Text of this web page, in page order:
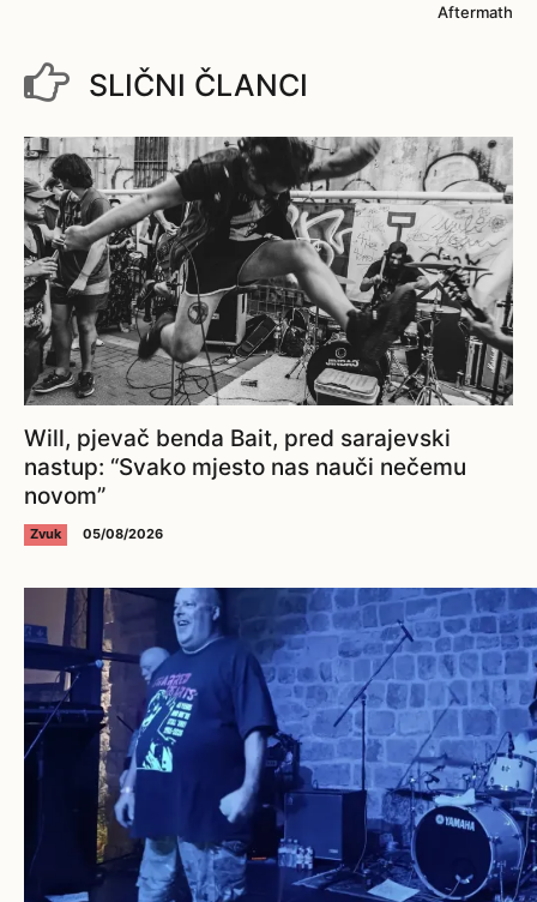
Aftermath
SLIČNI ČLANCI
Will, pjevač benda Bait, pred sarajevski
nastup: “Svako mjesto nas nauči nečemu
novom”
Zvuk 05/08/2026